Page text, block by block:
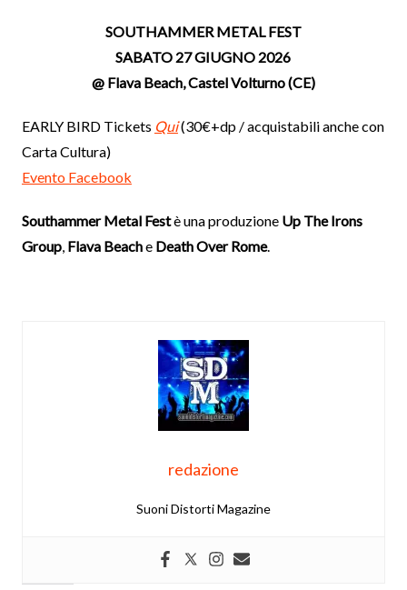
SOUTHAMMER METAL FEST
SABATO 27 GIUGNO 2026
@ Flava Beach, Castel Volturno (CE)
EARLY BIRD Tickets Qui(30€+dp / acquistabili anche con
Carta Cultura)
Evento Facebook
Southammer Metal Festè una produzione Up The Irons
Group, Flava Beache Death Over Rome.
redazione
Suoni Distorti Magazine